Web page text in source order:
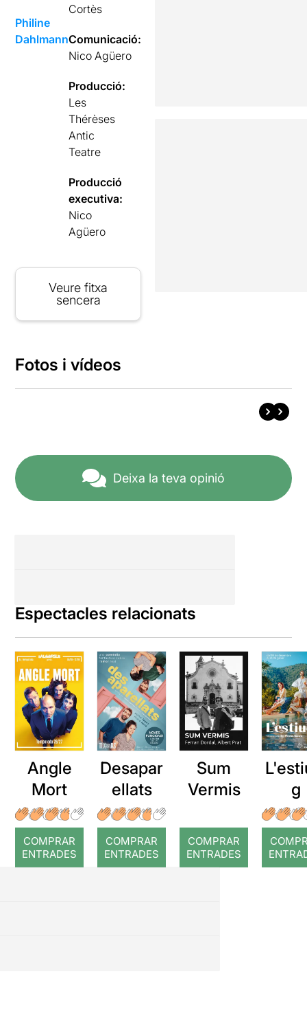
Philine
Dahlmann
Cortès
Comunicació:
Nico Agüero
Producció:
Les
Thérèses
Antic
Teatre
Producció
executiva:
Nico
Agüero
Veure fitxa
sencera
Fotos i vídeos
Deixa la teva opinió
Espectacles relacionats
Angle
Mort
COMPRAR
ENTRADES
Desapar
ellats
COMPRAR
ENTRADES
Sum
Vermis
COMPRAR
ENTRADES
g